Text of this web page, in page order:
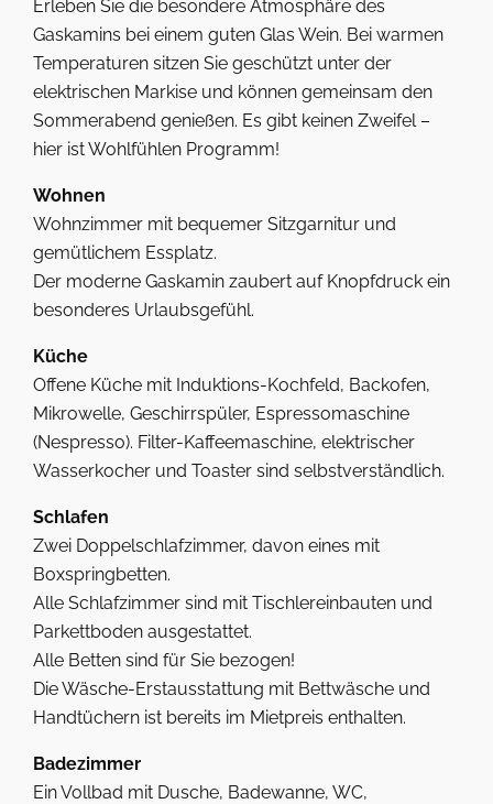
Erleben Sie die besondere Atmosphäre des
Gaskamins bei einem guten Glas Wein. Bei warmen
Temperaturen sitzen Sie geschützt unter der
elektrischen Markise und können gemeinsam den
Sommerabend genießen. Es gibt keinen Zweifel –
hier ist Wohlfühlen Programm!
Wohnen
Wohnzimmer mit bequemer Sitzgarnitur und
gemütlichem Essplatz.
Der moderne Gaskamin zaubert auf Knopfdruck ein
besonderes Urlaubsgefühl.
Küche
Offene Küche mit Induktions-Kochfeld, Backofen,
Mikrowelle, Geschirrspüler, Espressomaschine
(Nespresso). Filter-Kaffeemaschine, elektrischer
Wasserkocher und Toaster sind selbstverständlich.
Schlafen
Zwei Doppelschlafzimmer, davon eines mit
Boxspringbetten.
Alle Schlafzimmer sind mit Tischlereinbauten und
Parkettboden ausgestattet.
Alle Betten sind für Sie bezogen!
Die Wäsche-Erstausstattung mit Bettwäsche und
Handtüchern ist bereits im Mietpreis enthalten.
Badezimmer
Ein Vollbad mit Dusche, Badewanne, WC,